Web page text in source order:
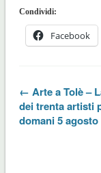
Condividi:
Facebook
← Arte a Tolè –
dei trenta artisti
domani 5 agosto